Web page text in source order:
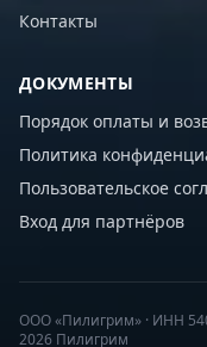
Контакты
ДОКУМЕНТЫ
Порядок оплаты и
Политика
Пользовательское
Вход для партнёров
ООО «Пилигрим» · ИНН
2026 Пилигрим